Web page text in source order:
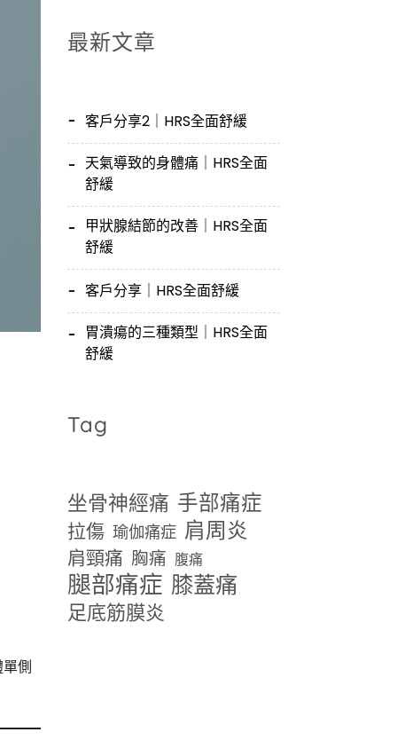
側
最新文章
客戶分享2｜HRS全面舒緩
天氣導致的身體痛｜HRS全面
舒緩
甲狀腺結節的改善｜HRS全面
舒緩
客戶分享｜HRS全面舒緩
胃潰瘍的三種類型｜HRS全面
舒緩
Tag
坐骨神經痛 手部痛症
拉傷 瑜伽痛症 肩周炎
肩頸痛 胸痛 腹痛
腿部痛症 膝蓋痛
足底筋膜炎